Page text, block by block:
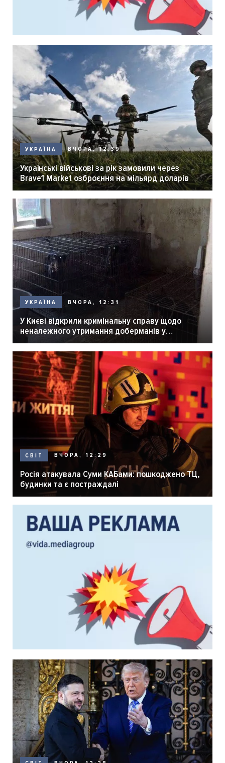
УКРАЇНА ВЧОРА, 12:39
Українські військові за рік замовили через
Brave1 Market озброєння на мільярд доларів
УКРАЇНА ВЧОРА, 12:31
У Києві відкрили кримінальну справу щодо
неналежного утримання доберманів у
розпліднику
СВІТ ВЧОРА, 12:29
Росія атакувала Суми КАБами: пошкоджено ТЦ,
будинки та є постраждалі